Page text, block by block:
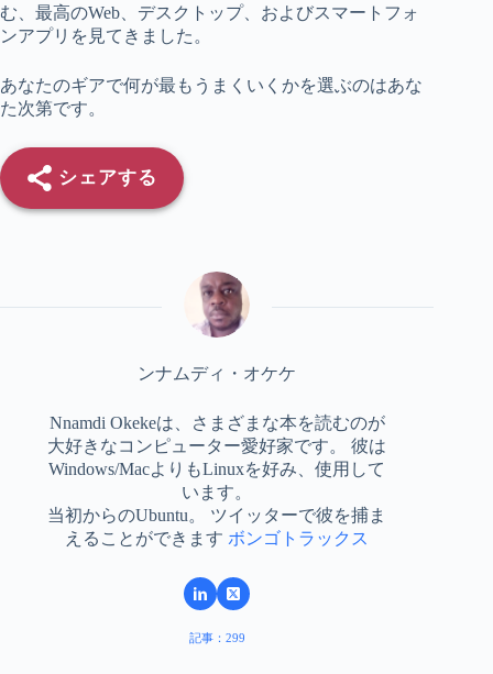
む、最高のWeb、デスクトップ、およびスマートフォ
ンアプリを見てきました。
あなたのギアで何が最もうまくいくかを選ぶのはあな
た次第です。
シェアする
ンナムディ・オケケ
Nnamdi Okekeは、さまざまな本を読むのが
大好きなコンピューター愛好家です。 彼は
Windows/MacよりもLinuxを好み、使用して
います。
当初からのUbuntu。 ツイッターで彼を捕ま
えることができます ボンゴトラックス
記事：299